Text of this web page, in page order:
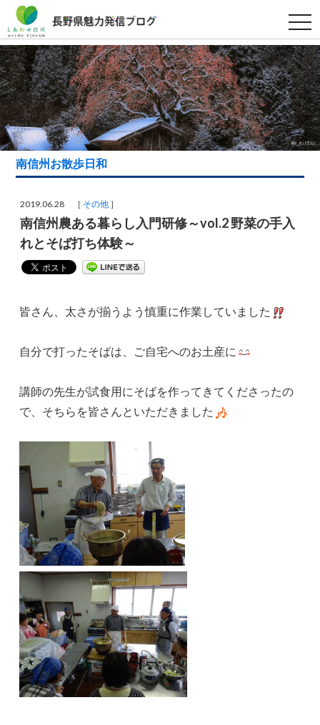
t
o
g
g
l
e
n
a
v
i
g
a
t
n
南信州お散歩日和
2019.06.28 ［ その他 ］
南信州農ある暮らし入門研修～vol.2 野菜の手入
れとそば打ち体験～
皆さん、太さが揃うよう慎重に作業していました
自分で打ったそばは、ご自宅へのお土産に
講師の先生が試食用にそばを作ってきてくださったの
で、そちらを皆さんといただきました